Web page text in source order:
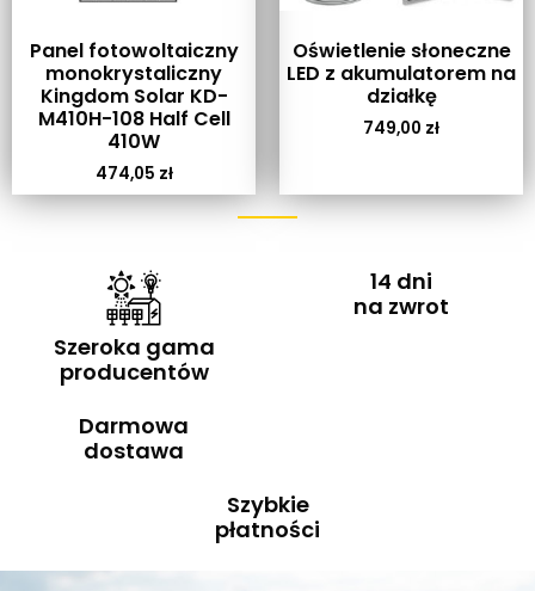
Panel fotowoltaiczny
monokrystaliczny
Kingdom Solar KD-
M410H-108 Half Cell
410W
474,05 zł
Oświetlenie słoneczne
LED z akumulatorem na
działkę
749,00 zł
Szeroka gama
producentów
14 dni
na zwrot
Darmowa
dostawa
Szybkie
płatności